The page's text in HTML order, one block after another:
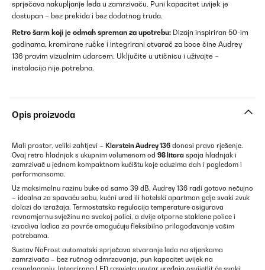
sprječava nakupljanje leda u zamrzivaču. Puni kapacitet uvijek je
dostupan – bez prekida i bez dodatnog truda.
Retro šarm koji je odmah spreman za upotrebu: Dizajn inspiriran 50-im
godinama, kromirane ručke i integrirani otvarač za boce čine Audrey
136 pravim vizualnim udarcem. Uključite u utičnicu i uživajte –
instalacija nije potrebna.
Opis proizvoda
Mali prostor, veliki zahtjevi – Klarstein Audrey 136 donosi pravo rješenje.
Ovaj retro hladnjak s ukupnim volumenom od 98 litara spaja hladnjak i
zamrzivač u jednom kompaktnom kućištu koje oduzima dah i pogledom i
performansama.
Uz maksimalnu razinu buke od samo 39 dB, Audrey 136 radi gotovo nečujno
– idealna za spavaću sobu, kućni ured ili hotelski apartman gdje svaki zvuk
dolazi do izražaja. Termostatska regulacija temperature osigurava
ravnomjernu svježinu na svakoj polici, a dvije otporne staklene police i
izvadiva ladica za povrće omogućuju fleksibilno prilagođavanje vašim
potrebama.
Sustav NoFrost automatski sprječava stvaranje leda na stjenkama
zamrzivača – bez ručnog odmrzavanja, pun kapacitet uvijek na